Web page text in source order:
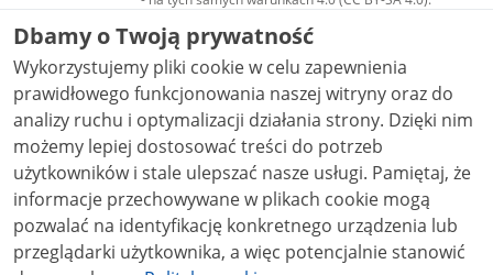
Materiały audiowizualne, w tym zdjęcia, materiały
audio i wideo, są udostępniane na licencji typu
Creative Commons: uznanie autorstwa użycie
niekomercyjne - bez utworów zależnych 4.0 (CC BY-
NC-ND 4.0), o ile nie jest to stwierdzone inaczej.
Dbamy o Twoją prywatność
Wykorzystujemy pliki cookie w celu zapewnienia
prawidłowego funkcjonowania naszej witryny oraz do
analizy ruchu i optymalizacji działania strony. Dzięki nim
możemy lepiej dostosować treści do potrzeb
użytkowników i stale ulepszać nasze usługi. Pamiętaj, że
informacje przechowywane w plikach cookie mogą
pozwalać na identyfikację konkretnego urządzenia lub
przeglądarki użytkownika, a więc potencjalnie stanowić